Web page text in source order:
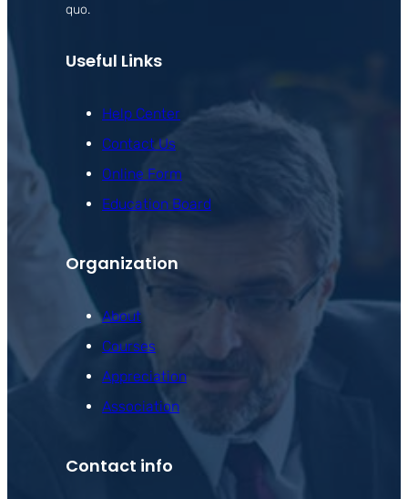
quo.
Useful Links
Help Center
Contact Us
Online Form
Education Board
Organization
About
Courses
Appreciation
Association
Contact info